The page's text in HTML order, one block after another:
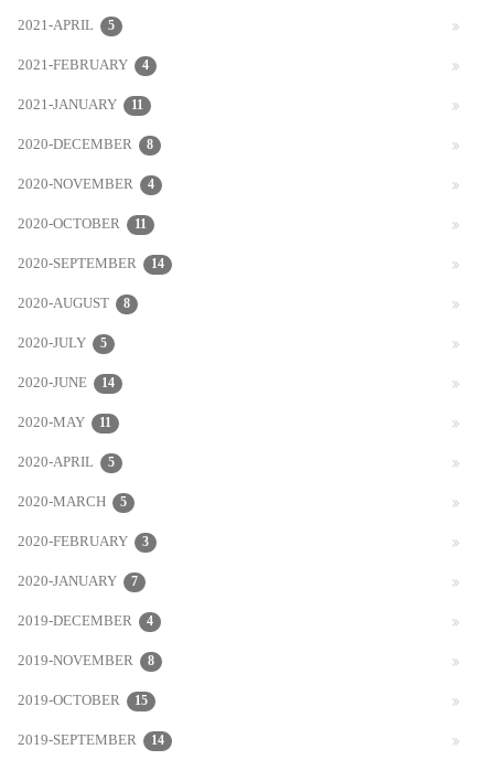
2021-APRIL 5
2021-FEBRUARY 4
2021-JANUARY 11
2020-DECEMBER 8
2020-NOVEMBER 4
2020-OCTOBER 11
2020-SEPTEMBER 14
2020-AUGUST 8
2020-JULY 5
2020-JUNE 14
2020-MAY 11
2020-APRIL 5
2020-MARCH 5
2020-FEBRUARY 3
2020-JANUARY 7
2019-DECEMBER 4
2019-NOVEMBER 8
2019-OCTOBER 15
2019-SEPTEMBER 14